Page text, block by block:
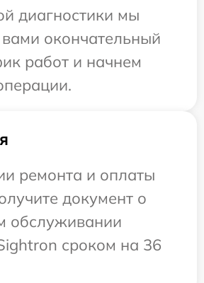
диагностики мы
окончательный
работ и начнем
ремонта и оплаты
документ о
обслуживании
сроком на 36